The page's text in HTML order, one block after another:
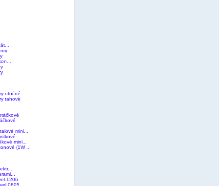
otočné
tahové
mini...
mini...
(1W ...